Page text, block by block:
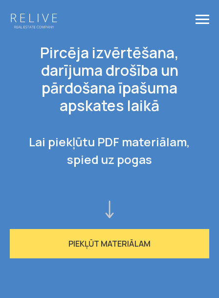
Pircēja izvērtēšana,
darījuma drošība un
pārdošana īpašuma
apskates laikā
Lai piekļūtu PDF materiālam,
spied uz pogas
PIEKĻŪT MATERIĀLAM